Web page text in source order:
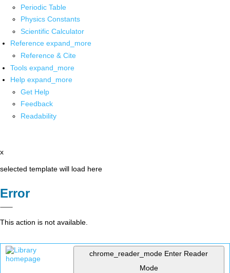
Periodic Table
Physics Constants
Scientific Calculator
Reference expand_more
Reference & Cite
Tools expand_more
Help expand_more
Get Help
Feedback
Readability
x
selected template will load here
Error
This action is not available.
chrome_reader_mode Enter Reader
Mode